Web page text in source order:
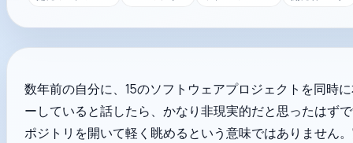
数年前の自分に、15のソフトウェアプロジェクトを同時
ーしていると話したら、かなり非現実的だと思ったはず
ポジトリを開いて軽く眺めるという意味ではありません